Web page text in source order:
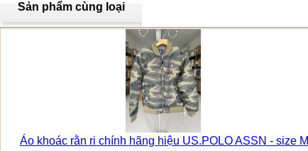
Sản phẩm cùng loại
Áo khoác rằn ri chính hãng hiệu US.POLO ASSN - size M